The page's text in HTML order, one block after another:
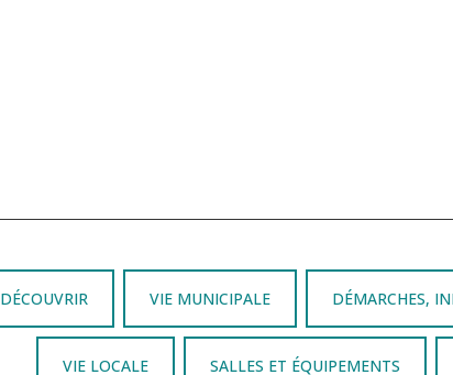
DÉCOUVRIR VIE MUNICIPALE DÉMARCHES,
VIE LOCALE SALLES ET ÉQUIPEMENTS